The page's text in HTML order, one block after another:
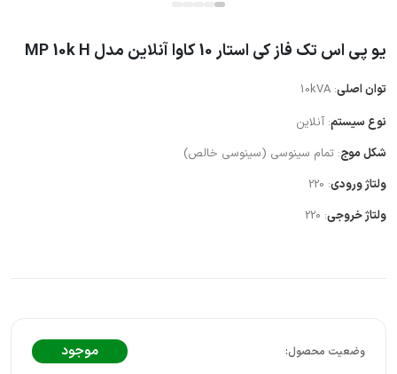
یو پی اس تک فاز کی استار 10 کاوا آنلاین مدل MP 10k H
توان اصلی: 10kVA
نوع سیستم: آنلاین
شکل موج: تمام سینوسی (سینوسی خالص)
ولتاژ ورودی: 220
ولتاژ خروجی: 220
موجود